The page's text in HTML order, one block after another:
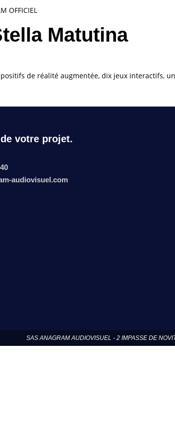
Matutina
de réalité augmentée, dix jeux interactifs,
votre projet.
audiovisuel.com
SAS ANAGRAM AUDIOVISUEL - 2 IMPASSE DE